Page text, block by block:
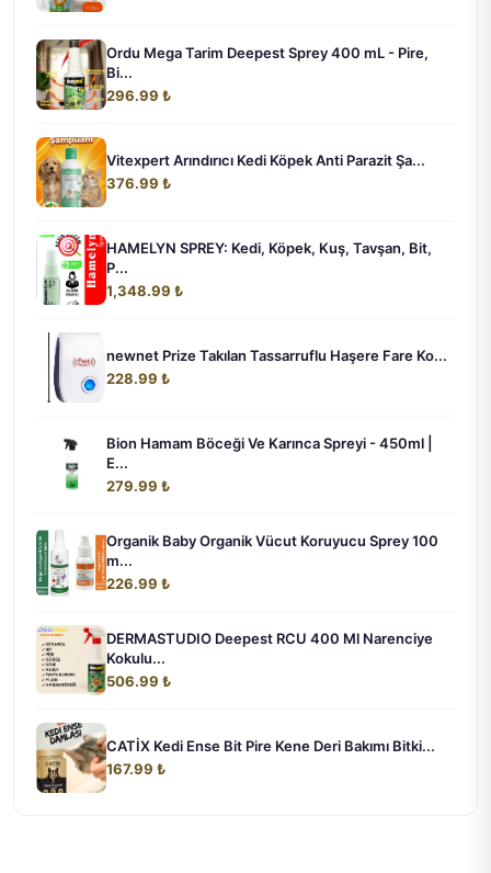
Ordu Mega Tarim Deepest Sprey 400 mL - Pire,
Bi...
296.99 ₺
Vitexpert Arındırıcı Kedi Köpek Anti Parazit Şa...
376.99 ₺
HAMELYN SPREY: Kedi, Köpek, Kuş, Tavşan, Bit,
P...
1,348.99 ₺
newnet Prize Takılan Tassarruflu Haşere Fare Ko...
228.99 ₺
Bion Hamam Böceği Ve Karınca Spreyi - 450ml |
E...
279.99 ₺
Organik Baby Organik Vücut Koruyucu Sprey 100
m...
226.99 ₺
DERMASTUDIO Deepest RCU 400 Ml Narenciye
Kokulu...
506.99 ₺
CATİX Kedi Ense Bit Pire Kene Deri Bakımı Bitki...
167.99 ₺